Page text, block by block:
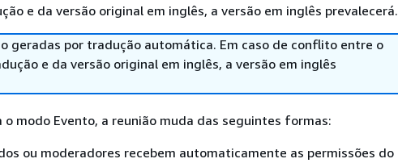
e da versão original em inglês, a versão em inglês prevalecerá.
geradas por tradução automática. Em caso de conflito entre o
e da versão original em inglês, a versão em inglês
o modo Evento, a reunião muda das seguintes formas:
ou moderadores recebem automaticamente as permissões do